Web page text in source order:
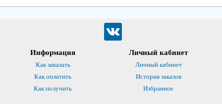
Информация
Как заказать
Как оплатить
Как получить
Личный кабинет
Личный кабинет
История заказов
Избранное